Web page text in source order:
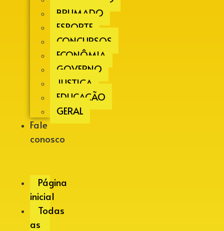
BRUMADO
ESPORTE
CONCURSOS
ECONÔMIA
GOVERNO
JUSTIÇA
EDUCAÇÃO
GERAL
Fale
conosco
Página
inicial
Todas
as